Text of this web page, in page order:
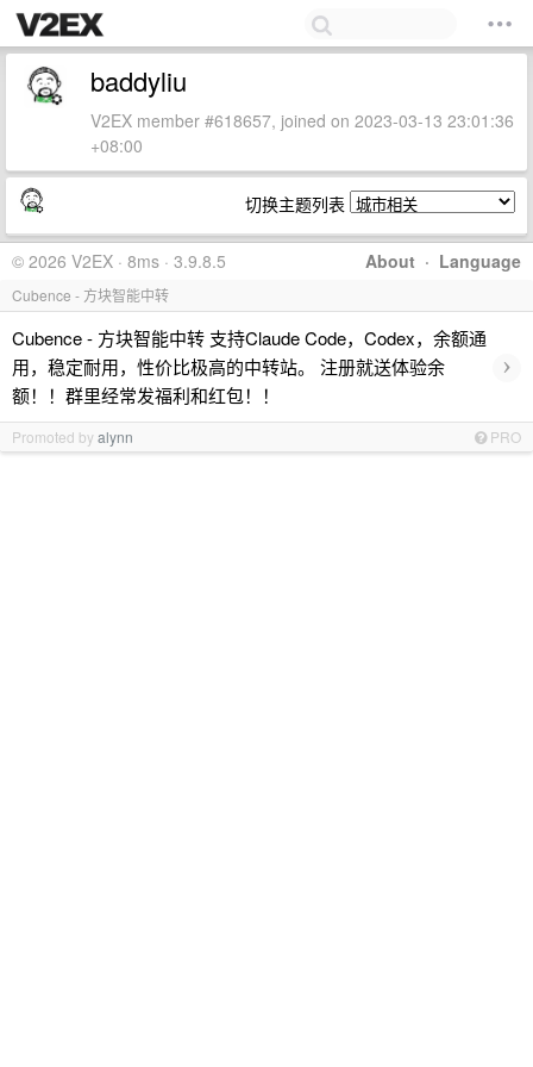
baddyliu
V2EX member #618657, joined on 2023-03-13 23:01:36
+08:00
切换主题列表
About · Language
© 2026 V2EX · 8ms · 3.9.8.5
Cubence - 方块智能中转
Cubence - 方块智能中转 支持Claude Code，Codex，余额通
用，稳定耐用，性价比极高的中转站。 注册就送体验余
额！！群里经常发福利和红包！！
›
Promoted byalynn PRO